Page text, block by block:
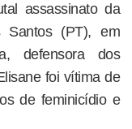
assassinato da
Santos (PT), em
defensora dos
foi vítima de
de feminicídio e